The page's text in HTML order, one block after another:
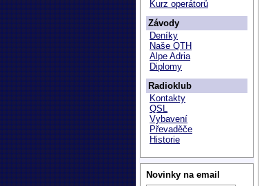
Kurz operátorů
Závody
Deníky
Naše QTH
Alpe Adria
Diplomy
Radioklub
Kontakty
QSL
Vybavení
Převaděče
Historie
Novinky na email